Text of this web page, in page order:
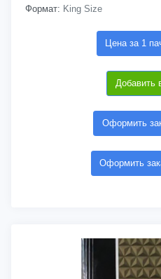
Формат: King Size
Цена за 1
Добавить
Оформить
Оформить